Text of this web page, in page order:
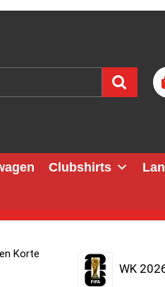
Clubshirts
Korte
WK